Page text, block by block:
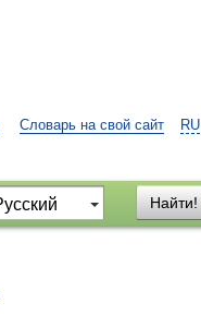
RU
Словарь на свой сайт
Найти!